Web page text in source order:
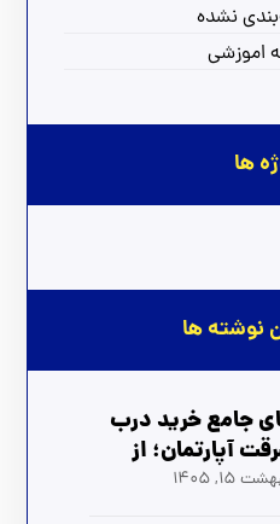
نشده
اموزشی
ها
نوشته ها
جامع خرید درب
آپارتمان؛ از
تا نصب (آپدیت
15, 1405